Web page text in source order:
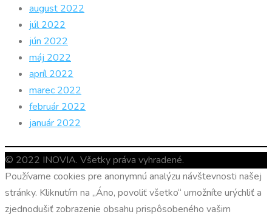
august 2022
júl 2022
jún 2022
máj 2022
apríl 2022
marec 2022
február 2022
január 2022
© 2022 INOVIA. Všetky práva vyhradené.
Používame cookies pre anonymnú analýzu návštevnosti našej
stránky. Kliknutím na „Áno, povoliť všetko“ umožníte urýchliť a
zjednodušiť zobrazenie obsahu prispôsobeného vašim